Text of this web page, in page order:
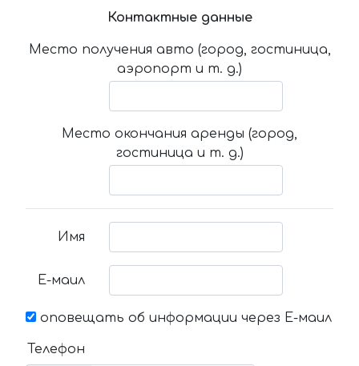
Контактные данные
Место получения авто (город, гостиница,
аэропорт и т. д.)
Место окончания аренды (город,
гостиница и т. д.)
Имя
Е-маил
оповещать об информации через Е-маил
Телефон